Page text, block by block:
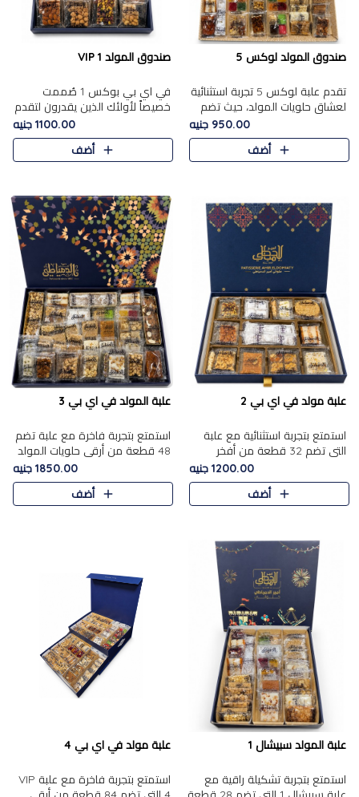
صندوق المولد لوكس 5
تقدم علبة لوكس 5 تجربة استثنائية
لعشاق حلويات المولد، حيث تضم
42 قطعة من تشكيلة فاخرة تجمع
بين أشهر الأصناف التقليدية وأصناف
مميزة مختارة بع..
950.00 جنيه
أضف
صندوق المولد VIP 1
في اي بي بوكس 1 صُممت
خصيصاً لأولئك الذين يقدرون لتقدم
تجربة استثنائية بوكس تجمع بين
أفخر حلويات المولد المصري مع
تشكيلة مختارة من الأصناف ..
1100.00 جنيه
أضف
علبة مولد في اي بي 2
استمتع بتجربة استثنائية مع علبة
التي تضم 32 قطعة من أفخر
حلويات المولد الشرقية، في تشكيلة
تجمع بين الأصالة والاختيارات
الفاخرة. تحتوي العلبة..
1200.00 جنيه
أضف
علبة المولد في اي بي 3
استمتع بتجربة فاخرة مع علبة تضم
48 قطعة من أرقى حلويات المولد
الشرقية، في تشكيلة تجمع بين
الأصناف التقليدية الفاخرة والاختيارات
1850.00 جنيه
أضف
علبة المولد سبيشال 1
استمتع بتجربة تشكيلة راقية مع
علبة مولد في اي بي 4
استمتع بتجربة فاخرة مع علبة VIP